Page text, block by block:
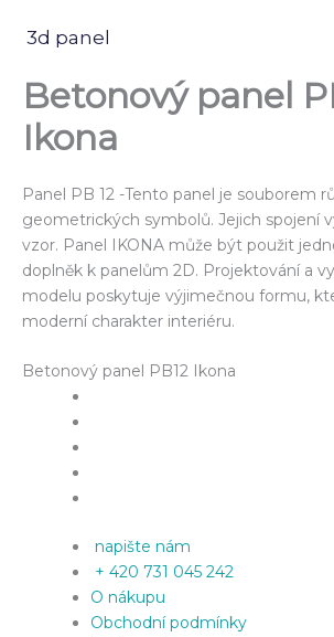
3d panel
Betonový panel
Ikona
Panel PB 12 -Tento panel je souborem
geometrických symbolů. Jejich spojení
vzor. Panel IKONA může být použit
doplněk k panelům 2D. Projektování a
modelu poskytuje výjimečnou formu,
moderní charakter interiéru.
Betonový panel PB12 Ikona
napište nám
+ 420 731 045 242
O nákupu
Obchodní podmínky